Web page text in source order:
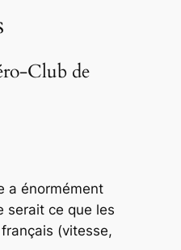
Club de
a énormément
serait ce que les
(vitesse,